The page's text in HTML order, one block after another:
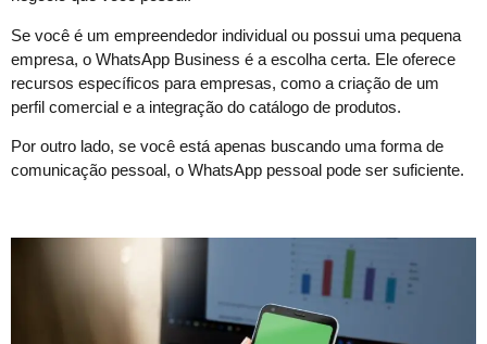
Se você é um empreendedor individual ou possui uma pequena
empresa, o WhatsApp Business é a escolha certa. Ele oferece
recursos específicos para empresas, como a criação de um
perfil comercial e a integração do catálogo de produtos.
Por outro lado, se você está apenas buscando uma forma de
comunicação pessoal, o WhatsApp pessoal pode ser suficiente.